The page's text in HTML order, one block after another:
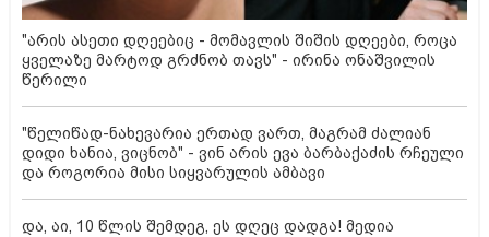
"არის ასეთი დღეებიც - მომავლის შიშის დღეები, როცა
ყველაზე მარტოდ გრძნობ თავს" - ირინა ონაშვილის
წერილი
"წელიწად-ნახევარია ერთად ვართ, მაგრამ ძალიან
დიდი ხანია, ვიცნობ" - ვინ არის ევა ბარბაქაძის რჩეული
და როგორია მისი სიყვარულის ამბავი
და, აი, 10 წლის შემდეგ, ეს დღეც დადგა! მედია